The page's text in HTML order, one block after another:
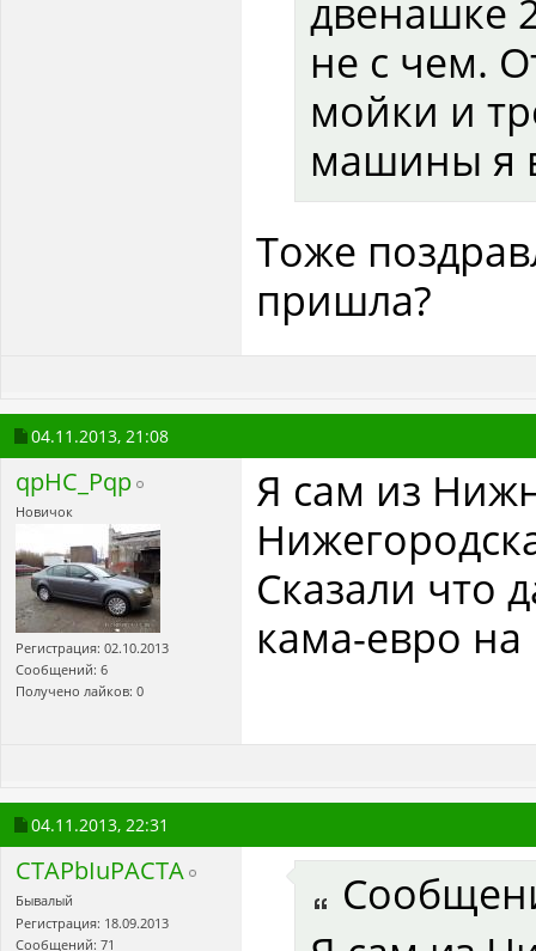
двенашке
не с чем.
мойки и
машины я
Тоже
пришла?
04.11.2013, 21:08
qpHC_Pqp
Новичок
Регистрация: 02.10.2013
Сообщений: 6
Получено лайков: 0
Я сам из
Сказали что
кама-евро на
04.11.2013, 22:31
CTAPbIuPACTA
Бывалый
Регистрация: 18.09.2013
Сообщений: 71